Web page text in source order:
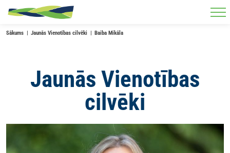
Skip to main content
Sākums Jaunās Vienotības cilvēki Baiba Mikāla
Jaunās Vienotības
cilvēki